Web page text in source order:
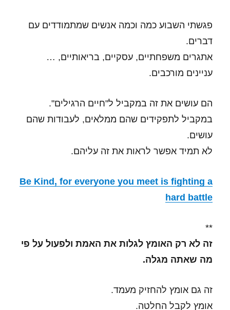
פגשתי השבוע כמה וכמה אנשים שמתמודדים עם
דברים.
אתגרים משפחתיים, עסקיים, בריאותיים, …
עניינים מורכבים.
הם עושים את זה במקביל ל"חיים הרגילים".
במקביל לתפקידים שהם ממלאים, לעבודות שהם
עושים.
לא תמיד אפשר לראות את זה עליהם.
Be Kind, for everyone you meet is fighting a
hard battle
**
זה לא רק האומץ לגלות את האמת ולפעול על פי
מה שאתה מגלה.
זה גם אומץ להחזיק מעמד.
אומץ לקבל החלטה.